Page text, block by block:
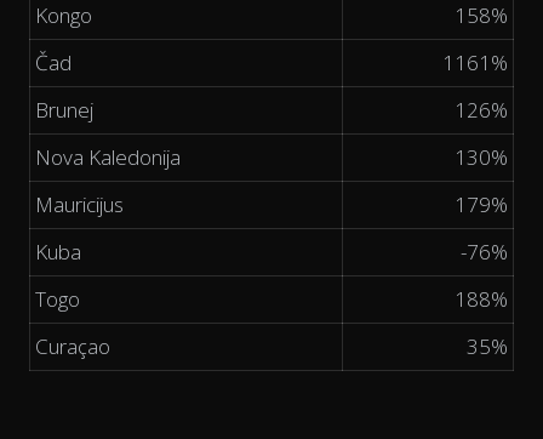
Kongo
158%
Čad
1161%
Brunej
126%
Nova Kaledonija
130%
Mauricijus
179%
Kuba
-76%
Togo
188%
Curaçao
35%